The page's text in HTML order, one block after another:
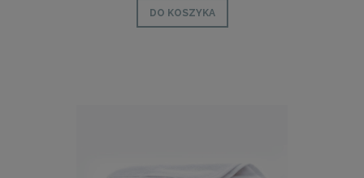
DO KOSZYKA